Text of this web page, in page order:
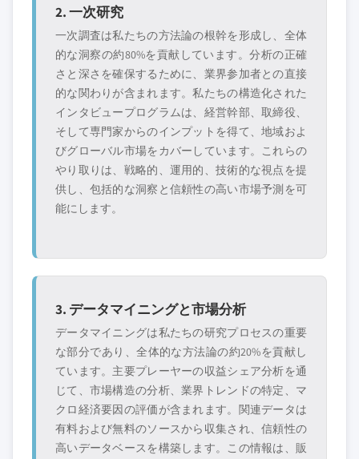
2. 一次研究
一次調査は私たちの方法論の根幹を形成し、全体
的な洞察の約80%を貢献しています。分析の正確
さと深さを確保するために、業界参加者との直接
的な関わりが含まれます。私たちの構造化された
インタビュープログラムは、経営幹部、取締役、
そして専門家からのインプットを得て、地域およ
びグローバル市場をカバーしています。これらの
やり取りは、戦略的、運用的、技術的な視点を提
供し、包括的な洞察と信頼性の高い市場予測を可
能にします。
3. データマイニングと市場分析
データマイニングは私たちの研究プロセスの重要
な部分であり、全体的な方法論の約20%を貢献し
ています。主要プレーヤーの収益シェア分析を通
じて、市場構造の分析、業界トレンドの特定、マ
クロ経済要因の評価が含まれます。関連データは
有料および無料のソースから収集され、信頼性の
高いデータベースを構築します。この情報は、販